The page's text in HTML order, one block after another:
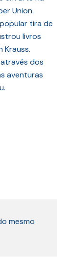
Union.
tira de
livros
Krauss.
dos
aventuras
mesmo